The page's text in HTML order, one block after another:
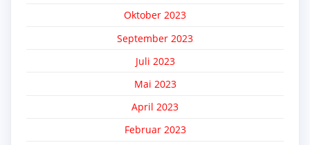
Oktober 2023
September 2023
Juli 2023
Mai 2023
April 2023
Februar 2023